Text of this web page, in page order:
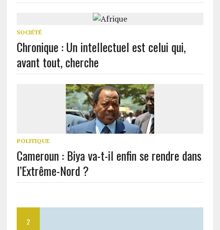
SOCIÉTÉ
Chronique : Un intellectuel est celui qui,
avant tout, cherche
POLITIQUE
Cameroun : Biya va-t-il enfin se rendre dans
l’Extrême-Nord ?
2